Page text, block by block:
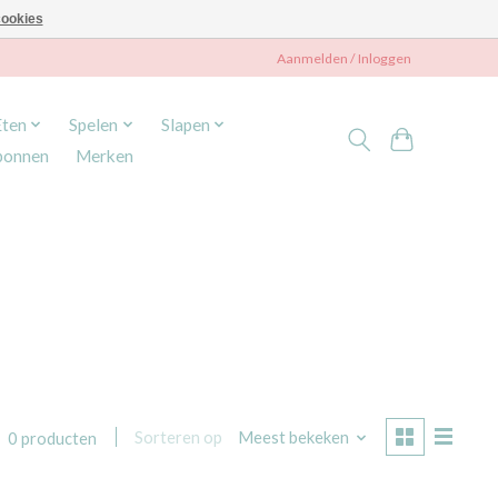
Aanmelden / Inloggen
Spelen
Slapen
Merken
0 producten Sorteren op Meest bekeken